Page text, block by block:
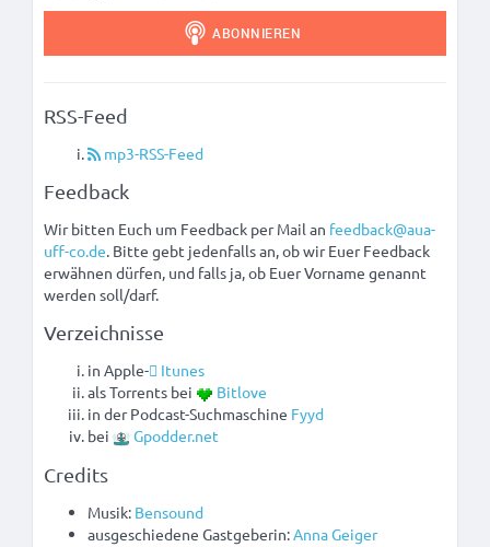
RSS-Feed
mp3-RSS-Feed
Feedback
Wir bitten Euch um Feedback per Mail an feedback@aua-
uff-co.de. Bitte gebt jedenfalls an, ob wir Euer Feedback
erwähnen dürfen, und falls ja, ob Euer Vorname genannt
werden soll/darf.
Verzeichnisse
in Apple-
Itunes
als Torrents bei
Bitlove
in der Podcast-Suchmaschine Fyyd
bei
Gpodder.net
Credits
Musik: Bensound
ausgeschiedene Gastgeberin:Anna Geiger